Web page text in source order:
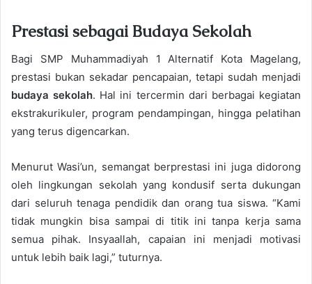
Prestasi sebagai Budaya Sekolah
Bagi SMP Muhammadiyah 1 Alternatif Kota Magelang,
prestasi bukan sekadar pencapaian, tetapi sudah menjadi
budaya sekolah. Hal ini tercermin dari berbagai kegiatan
ekstrakurikuler, program pendampingan, hingga pelatihan
yang terus digencarkan.
Menurut Wasi’un, semangat berprestasi ini juga didorong
oleh lingkungan sekolah yang kondusif serta dukungan
dari seluruh tenaga pendidik dan orang tua siswa. “Kami
tidak mungkin bisa sampai di titik ini tanpa kerja sama
semua pihak. Insyaallah, capaian ini menjadi motivasi
untuk lebih baik lagi,” tuturnya.